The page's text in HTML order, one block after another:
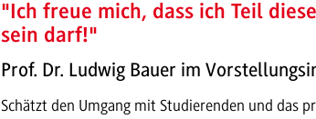
"Ich freue mich, dass ich Teil
sein darf!"
Prof. Dr. Ludwig Bauer im
Schätzt den Umgang mit Studierenden und das